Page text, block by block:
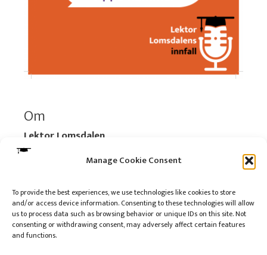
Manage Cookie Consent
To provide the best experiences, we use technologies like cookies to store
and/or access device information. Consenting to these technologies will allow
us to process data such as browsing behavior or unique IDs on this site. Not
consenting or withdrawing consent, may adversely affect certain features
and functions.
Om
Lektor Lomsdalen
Organisasjonsnummer:
920 712 312 MVA
Les mer:Om selskapet
Les mer:Om reklame på podkasten